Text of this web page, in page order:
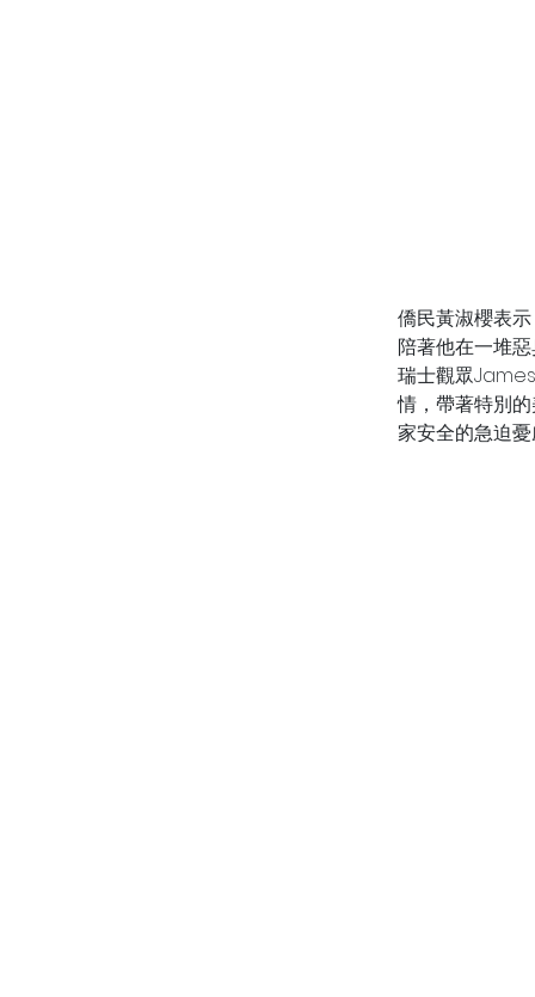
僑民黃淑櫻表
陪著他在一堆
瑞士觀眾
情，帶著特別
家安全的急迫